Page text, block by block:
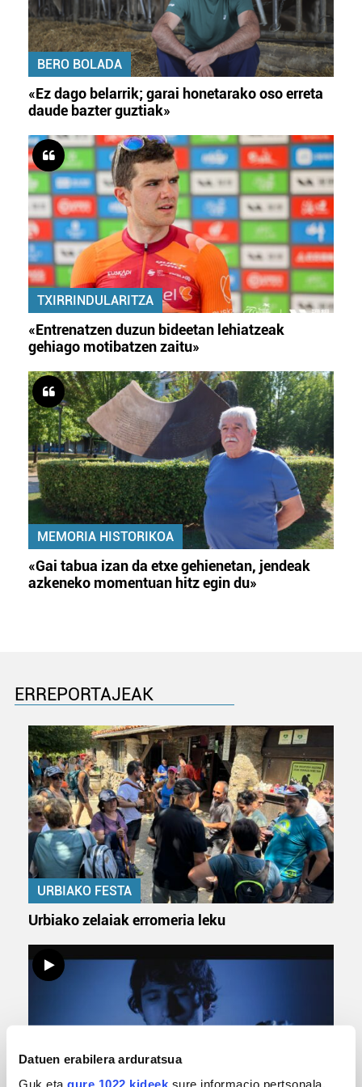
Datuen erabilera arduratsua
Guk eta gure 1022 kideek sure informacio pertsonala,
BERO BOLADA
«Ez dago belarrik; garai honetarako oso erreta
daude bazter guztiak»
TXIRRINDULARITZA
«Entrenatzen duzun bideetan lehiatzeak
gehiago motibatzen zaitu»
MEMORIA HISTORIKOA
«Gai tabua izan da etxe gehienetan, jendeak
azkeneko momentuan hitz egin du»
ERREPORTAJEAK
URBIAKO FESTA
Urbiako zelaiak erromeria leku